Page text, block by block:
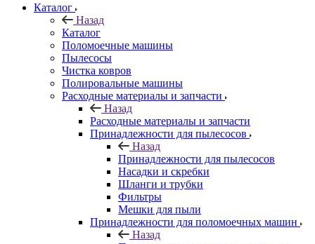
Каталог
Назад
Каталог
Поломоечные машины
Пылесосы
Чистка ковров
Полировальные машины
Расходные материалы и запчасти
Назад
Расходные материалы и запчасти
Принадлежности для пылесосов
Назад
Принадлежности для пылесосов
Насадки и скребки
Шланги и трубки
Фильтры
Мешки для пыли
Принадлежности для поломоечных машин
Назад